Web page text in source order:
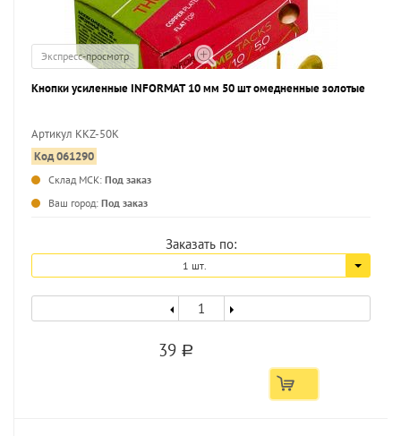
Экспресс-просмотр
Кнопки усиленные INFORMAT 10 мм 50 шт омедненные золотые
Артикул KKZ-50K
Код 061290
Склад МСК: Под заказ
Ваш город: Под заказ
Заказать по:
1 шт.
39 a